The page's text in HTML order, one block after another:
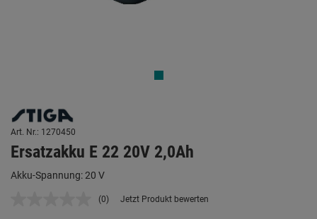
Art. Nr.: 1270450
Ersatzakku E 22 20V 2,0Ah
Akku-Spannung: 20 V
Kein
(0) Jetzt Produkt bewerten